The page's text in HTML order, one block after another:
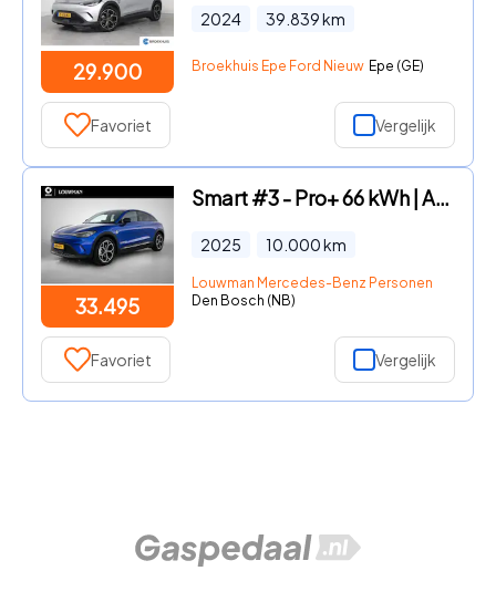
29.900
2024 39.839km
Broekhuis Epe Ford Nieuw Epe (GE)
Favoriet Vergelijk
33.495
Smart #3 - Pro+ 66 kWh | Adapt. cruise control | Panoramadak | Elektris
2025 10.000km
Louwman Mercedes-Benz Personenwagens
Den Bosch (NB)
Favoriet Vergelijk